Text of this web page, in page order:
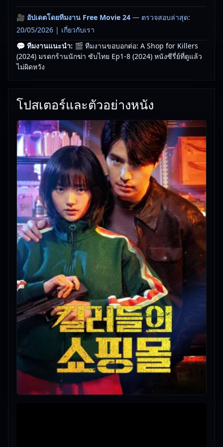
🎥 อัปเดตโดยทีมงาน Free Movie 24 — ตรวจสอบล่าสุด:
20/05/2026 | เกี่ยวกับเรา
💬 ทีมงานแนะนำ: 🎬 ทีมงานขอบอกต่อ: A Shop for Killers
(2024) มรดกร้านนักฆ่า ซับไทย Ep1-8 (2024) หนังซีรี่ย์ที่ดูแล้ว
ไม่ผิดหวัง
โปสเตอร์และตัวอย่างหนัง